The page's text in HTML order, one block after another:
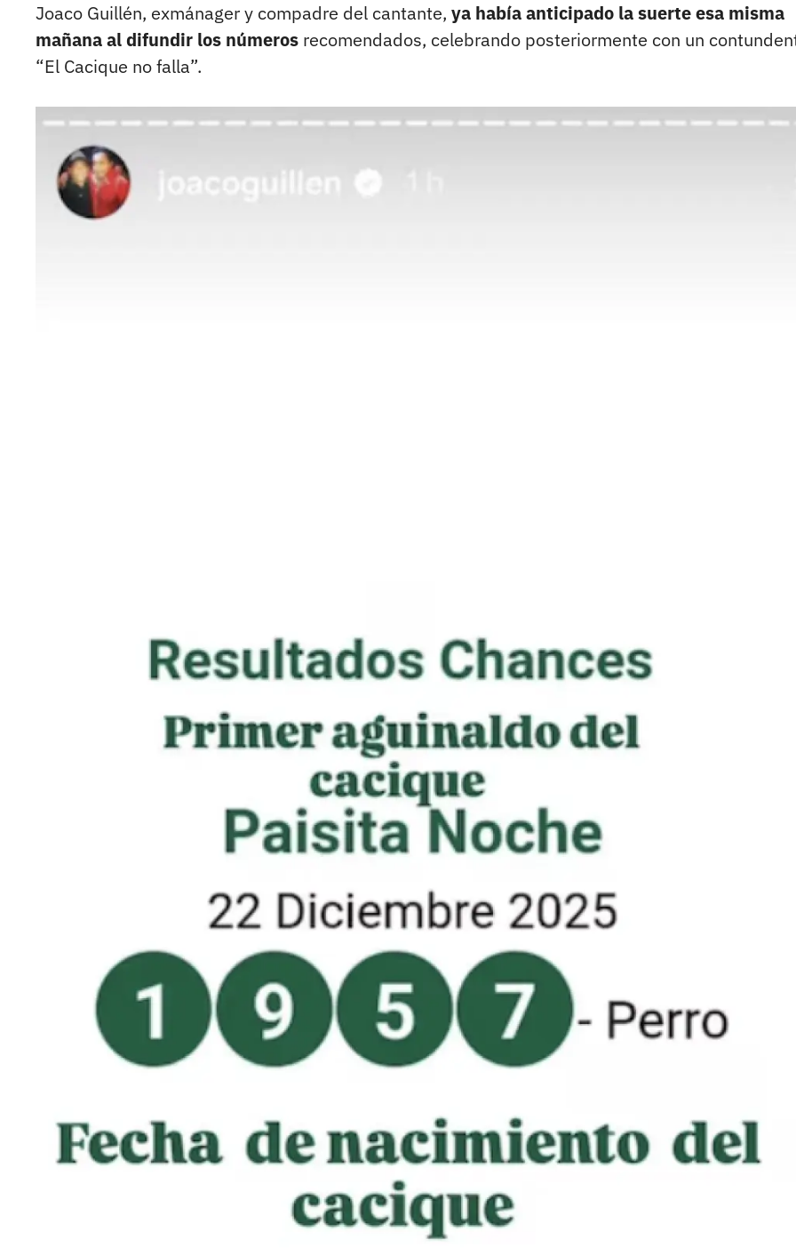
Joaco Guillén, exmánager y compadre del cantante, ya había anticipado la suerte esa misma
mañana al difundir los números recomendados, celebrando posteriormente con un
“El Cacique no falla”.